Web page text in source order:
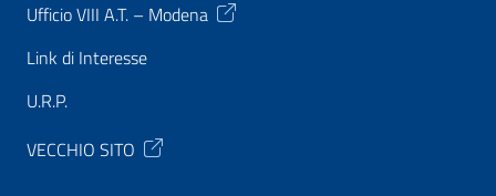
Ufficio VIII A.T. – Modena
Link di Interesse
U.R.P.
VECCHIO SITO